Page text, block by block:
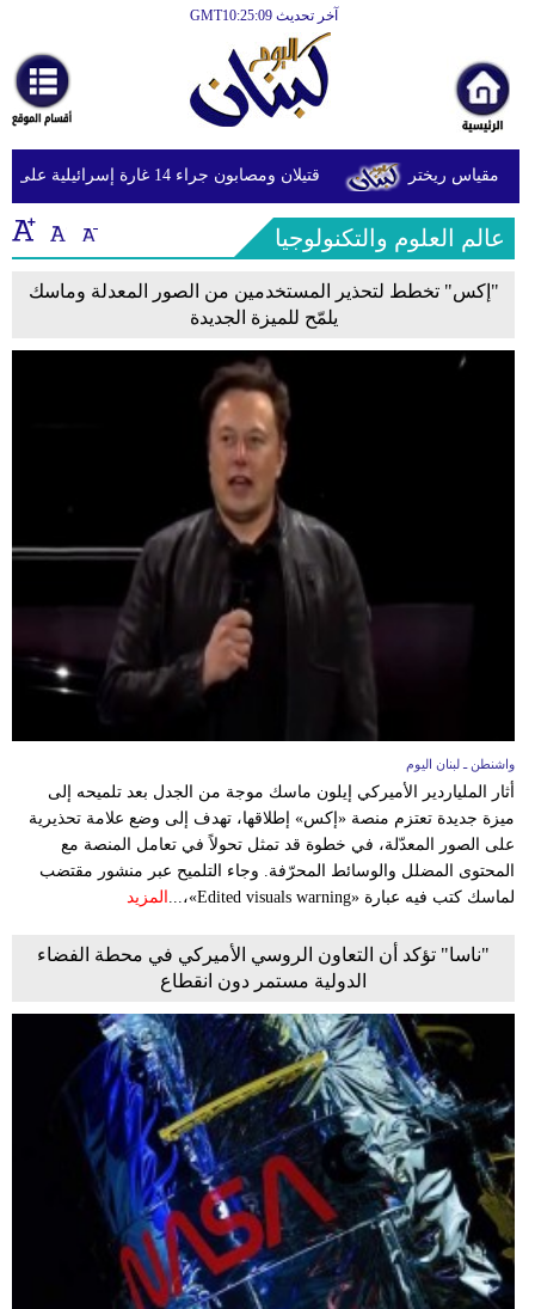
آخر تحديث GMT10:25:09
أخبارعاجلة
رياضة
ثقافة
إقتصاد
فن
وسفر
أخبار
مرأة
علوم
قتيلان ومصابون جراء 14 غارة إسرائيلية على شرق وجنوب لبنان
عالم العلوم والتكنولوجيا
"إكس" تخطط لتحذير المستخدمين من الصور المعدلة وماسك
يلمّح للميزة الجديدة
واشنطن ـ لبنان اليوم
أثار الملياردير الأميركي إيلون ماسك موجة من الجدل بعد تلميحه إلى
ميزة جديدة تعتزم منصة «إكس» إطلاقها، تهدف إلى وضع علامة تحذيرية
على الصور المعدّلة، في خطوة قد تمثل تحولاً في تعامل المنصة مع
المحتوى المضلل والوسائط المحرّفة. وجاء التلميح عبر منشور مقتضب
لماسك كتب فيه عبارة «Edited visuals warning»،...
المزيد
"ناسا" تؤكد أن التعاون الروسي الأميركي في محطة الفضاء
الدولية مستمر دون انقطاع